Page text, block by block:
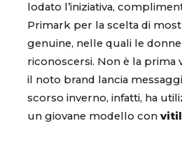
lodato l’iniziativa,
Primark per la scelta di
genuine, nelle quali le
riconoscersi. Non è la prima
il noto brand lancia
scorso inverno, infatti, ha
un giovane modello con